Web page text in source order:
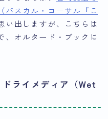
パスカル・コーサル『こ
い出しますが、こちらは
、オルタード・ブックに
ライメディア（Wet